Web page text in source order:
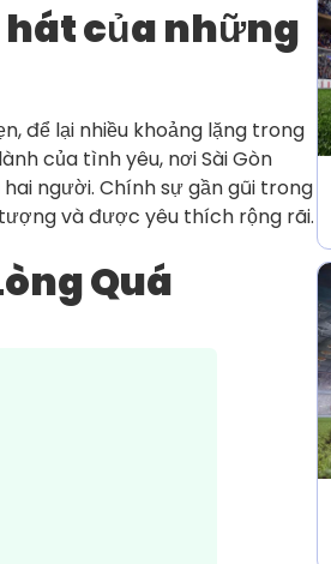
hát của những
để lại nhiều khoảng lặng trong
của tình yêu, nơi Sài Gòn
người. Chính sự gần gũi trong
và được yêu thích rộng rãi.
Quá